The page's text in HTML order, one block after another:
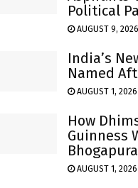
Political
AUGUST 9, 2026
India’s
Named
AUGUST 1, 2026
How
Guinness
AUGUST 1, 2026